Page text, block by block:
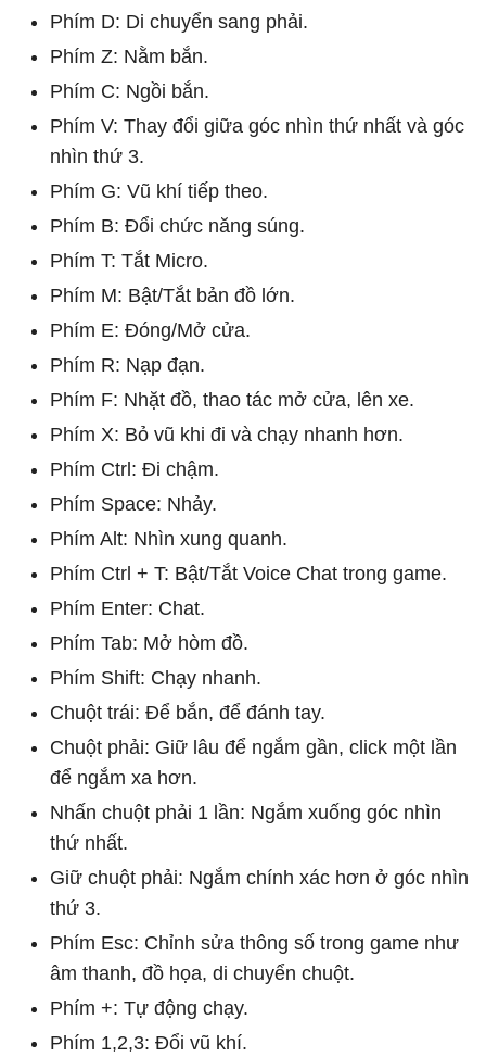
Phím D: Di chuyển sang phải.
Phím Z: Nằm bắn.
Phím C: Ngồi bắn.
Phím V: Thay đổi giữa góc nhìn thứ nhất và góc
nhìn thứ 3.
Phím G: Vũ khí tiếp theo.
Phím B: Đổi chức năng súng.
Phím T: Tắt Micro.
Phím M: Bật/Tắt bản đồ lớn.
Phím E: Đóng/Mở cửa.
Phím R: Nạp đạn.
Phím F: Nhặt đồ, thao tác mở cửa, lên xe.
Phím X: Bỏ vũ khi đi và chạy nhanh hơn.
Phím Ctrl: Đi chậm.
Phím Space: Nhảy.
Phím Alt: Nhìn xung quanh.
Phím Ctrl + T: Bật/Tắt Voice Chat trong game.
Phím Enter: Chat.
Phím Tab: Mở hòm đồ.
Phím Shift: Chạy nhanh.
Chuột trái: Để bắn, để đánh tay.
Chuột phải: Giữ lâu để ngắm gần, click một lần
để ngắm xa hơn.
Nhấn chuột phải 1 lần: Ngắm xuống góc nhìn
thứ nhất.
Giữ chuột phải: Ngắm chính xác hơn ở góc nhìn
thứ 3.
Phím Esc: Chỉnh sửa thông số trong game như
âm thanh, đồ họa, di chuyển chuột.
Phím +: Tự động chạy.
Phím 1,2,3: Đổi vũ khí.